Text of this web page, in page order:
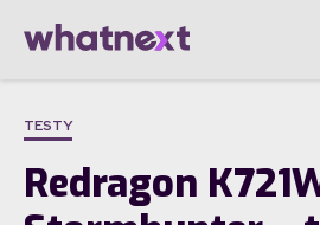
TESTY
Redragon